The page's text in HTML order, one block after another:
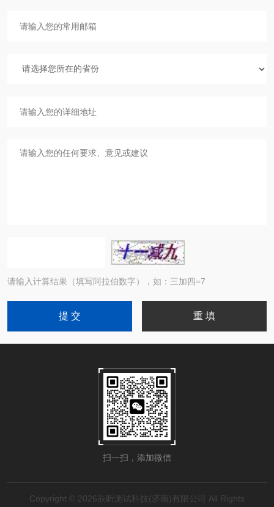
请输入计算结果（填写阿拉伯数字），如：三加四=7
扫一扫，添加微信
Copyright © 2026辰昕测试科技(济南)有限公司 All Rights